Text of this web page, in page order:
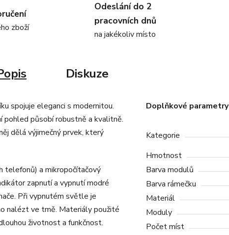
zboží
Odeslání do 2
pracovních dnů
na jakékoliv místo
Diskuze
spojuje eleganci s modernitou.
pohled působí robustně a kvalitně.
dělá výjimečný prvek, který
telefonů) a mikropočítačový
zapnutí a vypnutí modré
Při vypnutém světle je
nalézt ve tmě. Materiály použité
životnost a funkčnost.
Doplňkové parametry
Kategorie
Hmotnost
Barva modulů
Barva rámečku
Materiál
Moduly
Počet míst